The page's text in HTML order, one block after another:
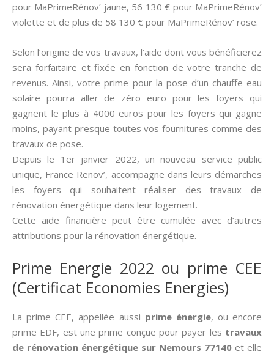
pour MaPrimeRénov’ jaune, 56 130 € pour MaPrimeRénov’
violette et de plus de 58 130 € pour MaPrimeRénov’ rose.
Selon l’origine de vos travaux, l’aide dont vous bénéficierez
sera forfaitaire et fixée en fonction de votre tranche de
revenus. Ainsi, votre prime pour la pose d’un chauffe-eau
solaire pourra aller de zéro euro pour les foyers qui
gagnent le plus à 4000 euros pour les foyers qui gagne
moins, payant presque toutes vos fournitures comme des
travaux de pose.
Depuis le 1er janvier 2022, un nouveau service public
unique, France Renov’, accompagne dans leurs démarches
les foyers qui souhaitent réaliser des travaux de
rénovation énergétique dans leur logement.
Cette aide financière peut être cumulée avec d’autres
attributions pour la rénovation énergétique.
Prime Energie 2022 ou prime CEE
(Certificat Economies Energies)
La prime CEE, appellée aussi­ prime énergie, ou encore
prime EDF, est une prime conçue pour payer les travaux
de rénovation énergétique sur Nemours 77140 et elle